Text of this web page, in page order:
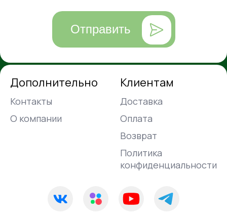
Отправить
Дополнительно
Контакты
О компании
Клиентам
Доставка
Оплата
Возврат
Политика
конфиденциальности